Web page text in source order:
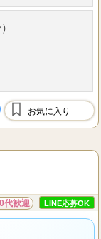
お気に入り
代歓迎 LINE応募OK